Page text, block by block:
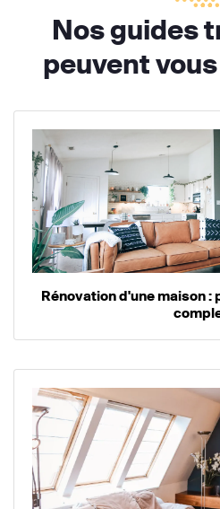
Nos guides
peuvent
Rénovation d'une maison :